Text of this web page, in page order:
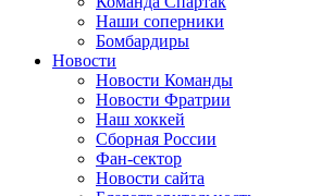
Наши соперники
Бомбардиры
Новости
Новости Команды
Новости Фратрии
Наш хоккей
Сборная России
Фан-cектор
Новости сайта